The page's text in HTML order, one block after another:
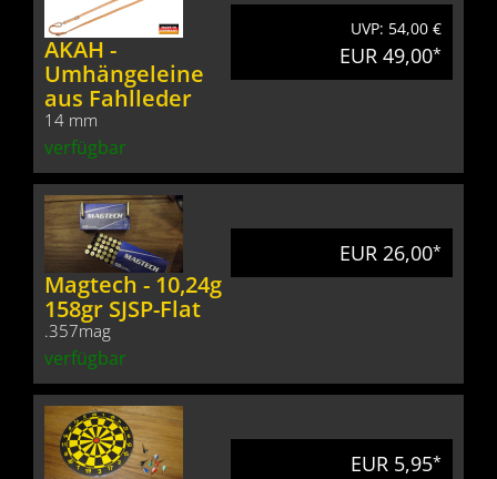
UVP: 54,00 €
EUR 49,00*
AKAH -
Umhängeleine
aus Fahlleder
14 mm
verfügbar
EUR 26,00*
Magtech - 10,24g
158gr SJSP-Flat
.357mag
verfügbar
EUR 5,95*